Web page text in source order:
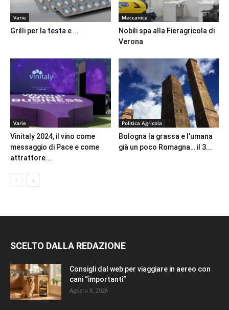
Varie
Grilli per la testa e …
Meccanica
Nobili spa alla Fieragricola di
Verona
Varie
Vinitaly 2024, il vino come
messaggio di Pace e come
attrattore...
Politica Agricola
Bologna la grassa e l’umana
già un poco Romagna… il 3...
SCELTO DALLA REDAZIONE
Consigli dal web per viaggiare in aereo con
cani “importanti”
Agosto 8, 2026